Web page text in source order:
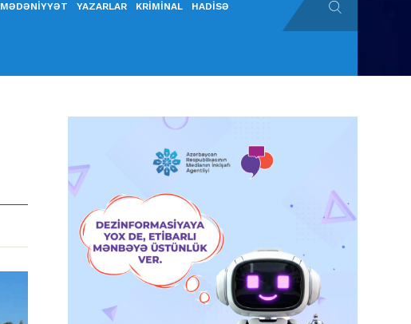
MƏDƏNİYYƏT YAZARLAR KRİMİNAL HADİSƏ